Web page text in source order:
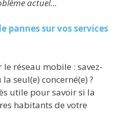
actuel…
pannes sur vos services
réseau mobile : savez-
seul(e) concerné(e) ?
utile pour savoir si la
habitants de votre